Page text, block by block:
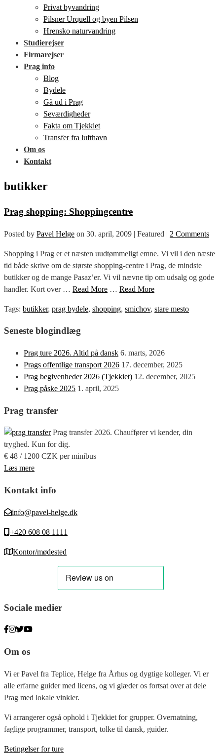
Privat byvandring
Pilsner Urquell og byen Pilsen
Hrensko naturvandring
Studierejser
Firmarejser
Prag info
Blog
Bydele
Gå ud i Prag
Seværdigheder
Fakta om Tjekkiet
Transfer fra lufthavn
Om os
Kontakt
butikker
Prag shopping: Shoppingcentre
Posted by Pavel Helge on 30. april, 2009 | Featured | 2 Comments
Shopping i Prag er et næsten uudtømmeligt emne. Vi vil i den næste
tid både skrive om de største shopping-centre i Prag, de mindste
butikker og de mange Pasaz’er. Vi vil nævne tip om udsalg og gode
handler. Kort over … Read More … Read More
Tags: butikker, prag bydele, shopping, smichov, stare mesto
Seneste blogindlæg
Prag ture 2026. Altid på dansk 6. marts, 2026
Prags offentlige transport 2026 17. december, 2025
Prag begivenheder 2026 (Tjekkiet) 12. december, 2025
Prag påske 2025 1. april, 2025
Prag transfer
Prag transfer 2026. Chauffører vi kender, din
tryghed. Kun for dig.
€ 48 / 1200 CZK per minibus
Læs mere
Kontakt info
info@pavel-helge.dk
+420 608 08 1111
Kontor/mødested
Sociale medier
Om os
Vi er Pavel fra Teplice, Helge fra Århus og dygtige kolleger. Vi er
alle erfarne guider med licens, og vi glæder os fortsat over at dele
Prag med lokale vinkler.
Vi arrangerer også ophold i Tjekkiet for grupper. Overnatning,
faglige programmer, transport, tolke til dansk, guider.
Betingelser for ture